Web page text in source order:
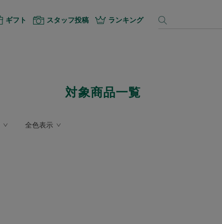
ギフト スタッフ投稿 ランキング
対象商品一覧
全色表示